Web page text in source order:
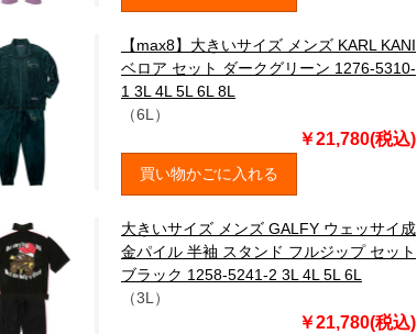
【max8】大きいサイズ メンズ KARL KANI
ベロア セット ダークグリーン 1276-5310-
1 3L 4L 5L 6L 8L
（6L）
￥21,780(税込)
買い物かごに入れる
大きいサイズ メンズ GALFY ウェッサイ成
金パイル 半袖 スタンド フルジップ セット
ブラック 1258-5241-2 3L 4L 5L 6L
（3L）
￥21,780(税込)